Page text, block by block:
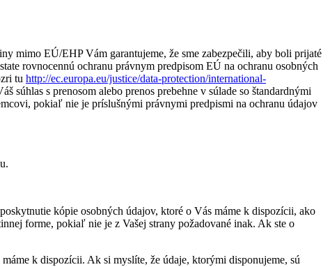
mimo EÚ/EHP Vám garantujeme, že sme zabezpečili, aby boli prijaté
rovnocennú ochranu právnym predpisom EÚ na ochranu osobných
tu http://ec.europa.eu/justice/data-protection/international-
s prenosom alebo prenos prebehne v súlade so štandardnými
pokiaľ nie je príslušnými právnymi predpismi na ochranu údajov
kópie osobných údajov, ktoré o Vás máme k dispozícii, ako
forme, pokiaľ nie je z Vašej strany požadované inak. Ak ste o
k dispozícii. Ak si myslíte, že údaje, ktorými disponujeme, sú